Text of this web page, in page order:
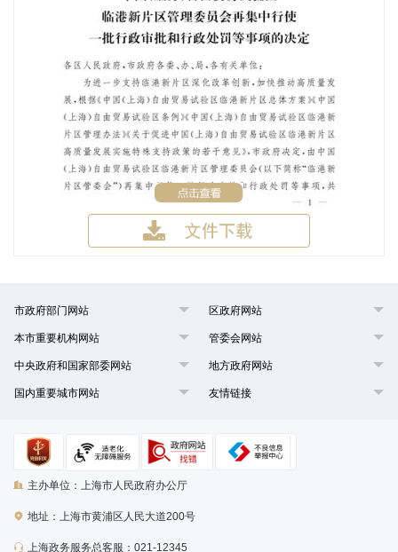
市政府部门网站 区政府网站
本市重要机构网站 管委会网站
中央政府和国家部委网站 地方政府网站
国内重要城市网站 友情链接
主办单位：上海市人民政府办公厅
地址：上海市黄浦区人民大道200号
上海政务服务总客服：021-12345